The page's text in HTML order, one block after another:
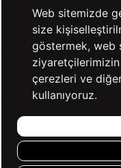
KATEGORİLER
YARDIM
BİZE ULAŞIN
Web sitemizde
size
göstermek, web
çerezleri ve
kullanıyoruz.